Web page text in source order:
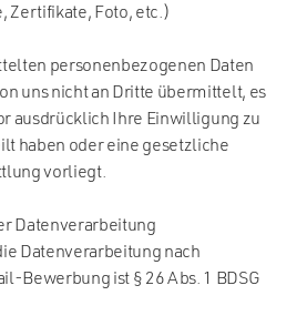
Zertifikate, Foto, etc.)
personenbezogenen Daten
uns nicht an Dritte übermittelt, es
ausdrücklich Ihre Einwilligung zu
haben oder eine gesetzliche
vorliegt.
Datenverarbeitung
Datenverarbeitung nach
Bewerbung ist § 26 Abs. 1 BDSG